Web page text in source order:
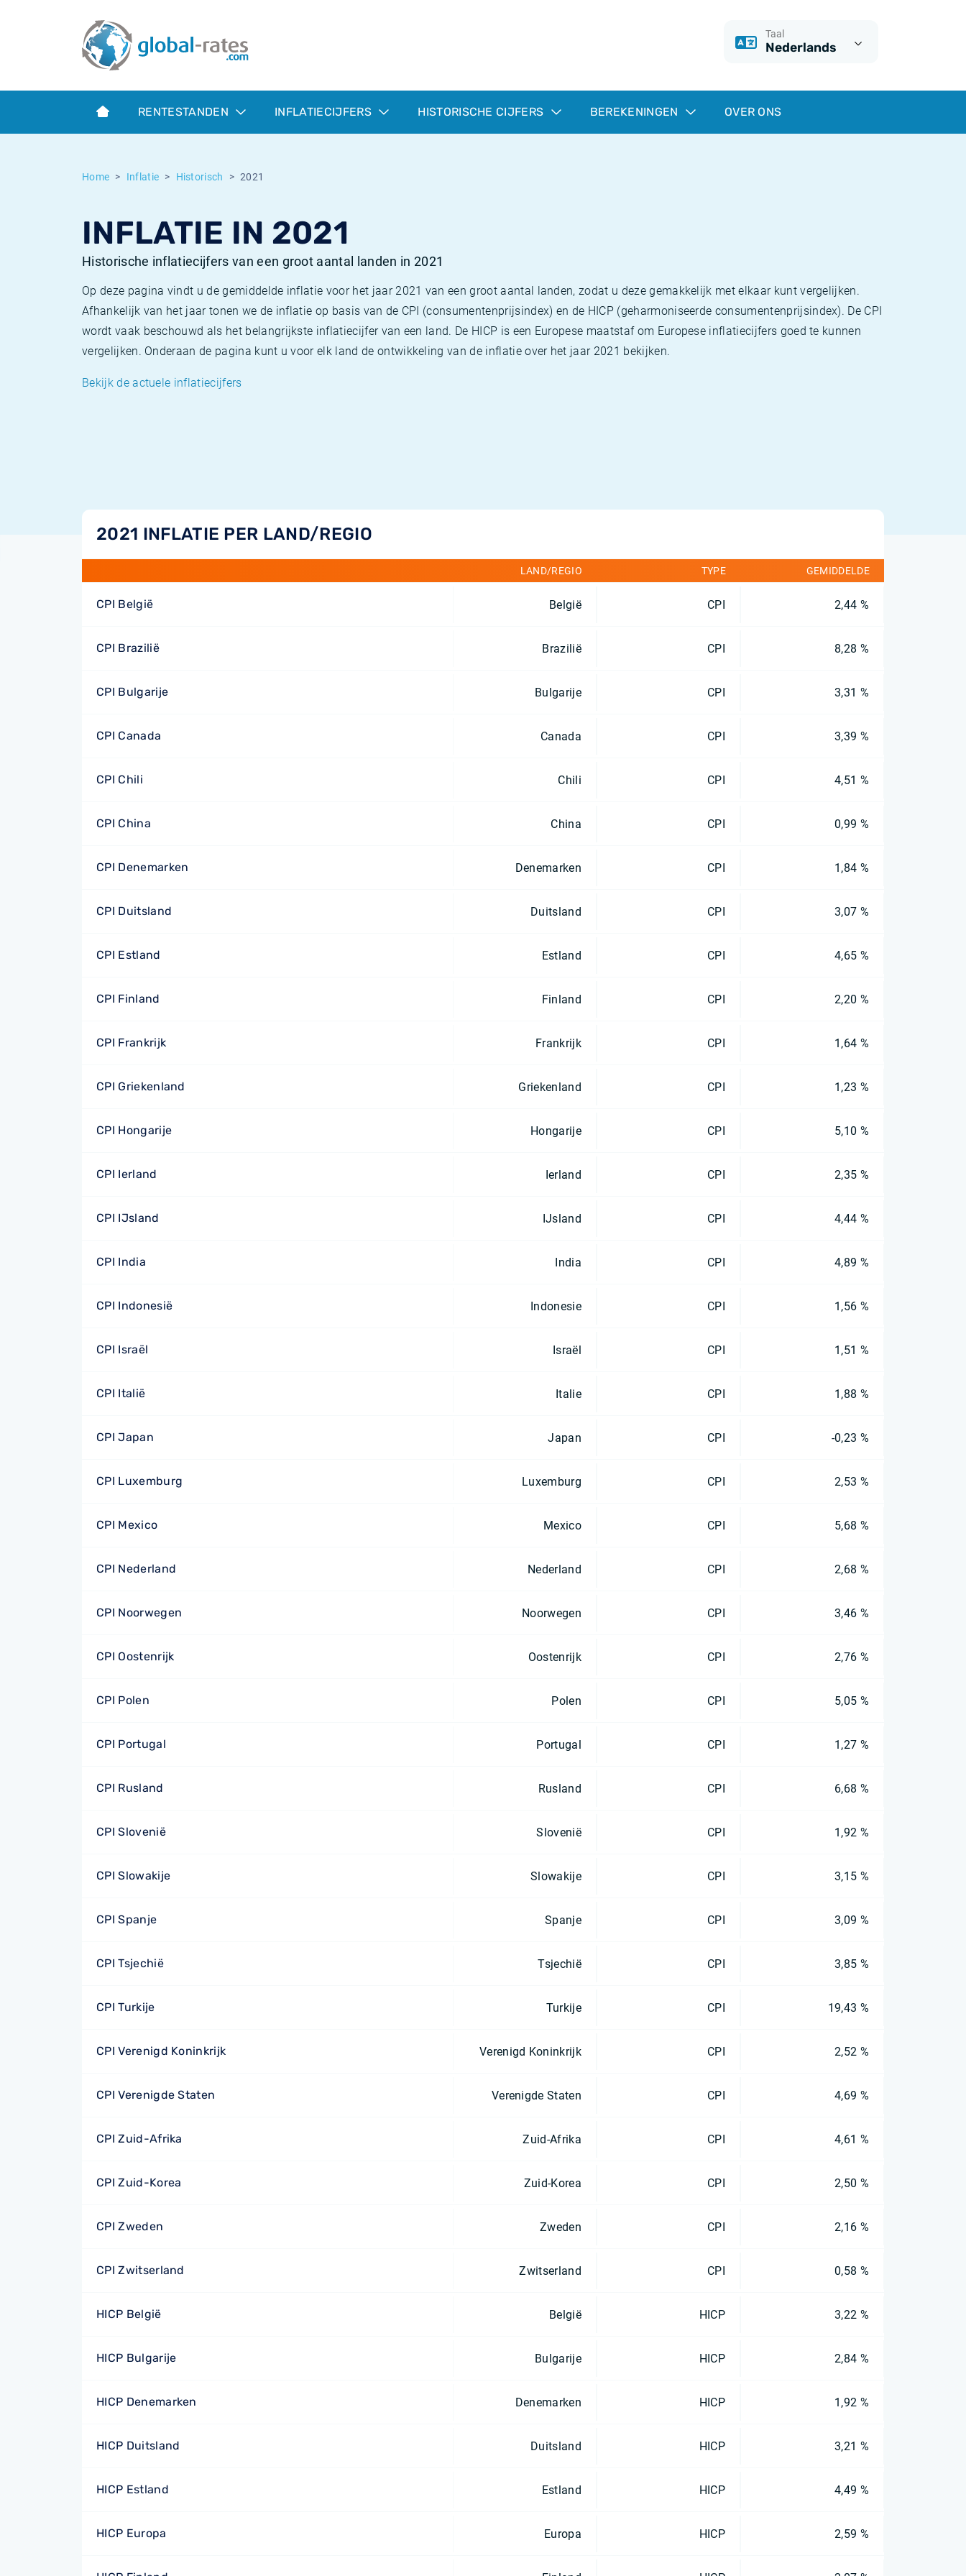
Taal
Nederlands
RENTESTANDEN INFLATIECIJFERS HISTORISCHE CIJFERS BEREKENINGEN OVER ONS
Home Inflatie Historisch 2021
INFLATIE IN 2021
Historische inflatiecijfers van een groot aantal landen in 2021
Op deze pagina vindt u de gemiddelde inflatie voor het jaar 2021 van een groot aantal landen, zodat u deze gemakkelijk met elkaar kunt vergelijken.
Afhankelijk van het jaar tonen we de inflatie op basis van de CPI (consumentenprijsindex) en de HICP (geharmoniseerde consumentenprijsindex). De CPI
wordt vaak beschouwd als het belangrijkste inflatiecijfer van een land. De HICP is een Europese maatstaf om Europese inflatiecijfers goed te kunnen
vergelijken. Onderaan de pagina kunt u voor elk land de ontwikkeling van de inflatie over het jaar 2021 bekijken.
Bekijk de actuele inflatiecijfers
2021 INFLATIE PER LAND/REGIO
LAND/REGIO TYPE GEMIDDELDE
CPI België België CPI 2,44 %
CPI Brazilië Brazilië CPI 8,28 %
CPI Bulgarije Bulgarije CPI 3,31 %
CPI Canada Canada CPI 3,39 %
CPI Chili Chili CPI 4,51 %
CPI China China CPI 0,99 %
CPI Denemarken Denemarken CPI 1,84 %
CPI Duitsland Duitsland CPI 3,07 %
CPI Estland Estland CPI 4,65 %
CPI Finland Finland CPI 2,20 %
CPI Frankrijk Frankrijk CPI 1,64 %
CPI Griekenland Griekenland CPI 1,23 %
CPI Hongarije Hongarije CPI 5,10 %
CPI Ierland Ierland CPI 2,35 %
CPI IJsland IJsland CPI 4,44 %
CPI India India CPI 4,89 %
CPI Indonesië Indonesie CPI 1,56 %
CPI Israël Israël CPI 1,51 %
CPI Italië Italie CPI 1,88 %
CPI Japan Japan CPI -0,23 %
CPI Luxemburg Luxemburg CPI 2,53 %
CPI Mexico Mexico CPI 5,68 %
CPI Nederland Nederland CPI 2,68 %
CPI Noorwegen Noorwegen CPI 3,46 %
CPI Oostenrijk Oostenrijk CPI 2,76 %
CPI Polen Polen CPI 5,05 %
CPI Portugal Portugal CPI 1,27 %
CPI Rusland Rusland CPI 6,68 %
CPI Slovenië Slovenië CPI 1,92 %
CPI Slowakije Slowakije CPI 3,15 %
CPI Spanje Spanje CPI 3,09 %
CPI Tsjechië Tsjechië CPI 3,85 %
CPI Turkije Turkije CPI 19,43 %
CPI Verenigd Koninkrijk Verenigd Koninkrijk CPI 2,52 %
CPI Verenigde Staten Verenigde Staten CPI 4,69 %
CPI Zuid-Afrika Zuid-Afrika CPI 4,61 %
CPI Zuid-Korea Zuid-Korea CPI 2,50 %
CPI Zweden Zweden CPI 2,16 %
CPI Zwitserland Zwitserland CPI 0,58 %
HICP België België HICP 3,22 %
HICP Bulgarije Bulgarije HICP 2,84 %
HICP Denemarken Denemarken HICP 1,92 %
HICP Duitsland Duitsland HICP 3,21 %
HICP Estland Estland HICP 4,49 %
HICP Europa Europa HICP 2,59 %
Term SOFR
Wat is CPI inflatie?
Wat is HICP inflatie?
Europese inflatie - HICP
Euribor historie
ESTER historie
Historische inflatie
Inflatiecalculator